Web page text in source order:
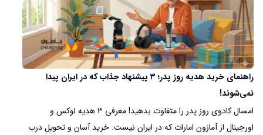
راهنمای خرید هدیه روز پدر؛ ۳ پیشنهاد جذاب که در ایران پیدا
نمی‌شوند!
امسال کادوی روز پدر را متفاوت بدهید! معرفی ۳ هدیه لوکس و
اورجینال از آمازون امارات که در ایران نیست. خرید آسان و تحویل درب